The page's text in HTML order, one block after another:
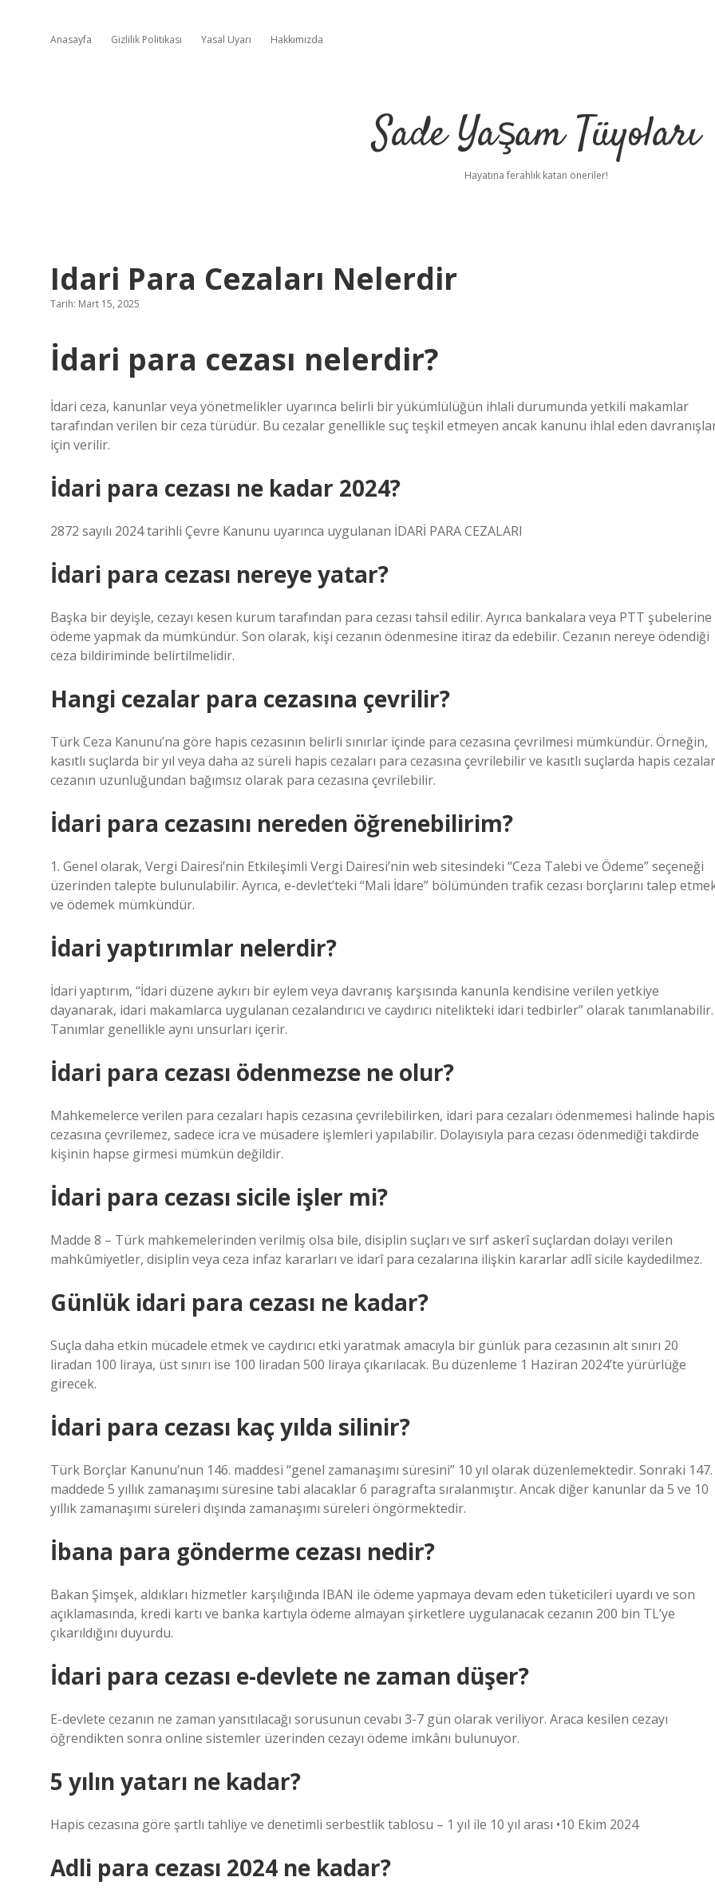
Anasayfa Gizlilik Politikası Yasal Uyarı Hakkımızda
Sade Yaşam Tüyoları
Hayatına ferahlık katan öneriler!
Idari Para Cezaları Nelerdir
Tarih: Mart 15, 2025
İdari para cezası nelerdir?
İdari ceza, kanunlar veya yönetmelikler uyarınca belirli bir yükümlülüğün ihlali durumunda yetkili makamlar
tarafından verilen bir ceza türüdür. Bu cezalar genellikle suç teşkil etmeyen ancak kanunu ihlal eden
için verilir.
İdari para cezası ne kadar 2024?
2872 sayılı 2024 tarihli Çevre Kanunu uyarınca uygulanan İDARİ PARA CEZALARI
İdari para cezası nereye yatar?
Başka bir deyişle, cezayı kesen kurum tarafından para cezası tahsil edilir. Ayrıca bankalara veya PTT şubelerine
ödeme yapmak da mümkündür. Son olarak, kişi cezanın ödenmesine itiraz da edebilir. Cezanın nereye ödendiği
ceza bildiriminde belirtilmelidir.
Hangi cezalar para cezasına çevrilir?
Türk Ceza Kanunu’na göre hapis cezasının belirli sınırlar içinde para cezasına çevrilmesi mümkündür. Örneğin,
kasıtlı suçlarda bir yıl veya daha az süreli hapis cezaları para cezasına çevrilebilir ve kasıtlı suçlarda hapis
cezanın uzunluğundan bağımsız olarak para cezasına çevrilebilir.
İdari para cezasını nereden öğrenebilirim?
1. Genel olarak, Vergi Dairesi’nin Etkileşimli Vergi Dairesi’nin web sitesindeki “Ceza Talebi ve Ödeme” seçeneği
üzerinden talepte bulunulabilir. Ayrıca, e-devlet’teki “Mali İdare” bölümünden trafik cezası borçlarını talep
ve ödemek mümkündür.
İdari yaptırımlar nelerdir?
İdari yaptırım, “İdari düzene aykırı bir eylem veya davranış karşısında kanunla kendisine verilen yetkiye
dayanarak, idari makamlarca uygulanan cezalandırıcı ve caydırıcı nitelikteki idari tedbirler” olarak tanımlanabilir.
Tanımlar genellikle aynı unsurları içerir.
İdari para cezası ödenmezse ne olur?
Mahkemelerce verilen para cezaları hapis cezasına çevrilebilirken, idari para cezaları ödenmemesi halinde hapis
cezasına çevrilemez, sadece icra ve müsadere işlemleri yapılabilir. Dolayısıyla para cezası ödenmediği takdirde
kişinin hapse girmesi mümkün değildir.
İdari para cezası sicile işler mi?
Madde 8 – Türk mahkemelerinden verilmiş olsa bile, disiplin suçları ve sırf askerî suçlardan dolayı verilen
mahkûmiyetler, disiplin veya ceza infaz kararları ve idarî para cezalarına ilişkin kararlar adlî sicile kaydedilmez.
Günlük idari para cezası ne kadar?
Suçla daha etkin mücadele etmek ve caydırıcı etki yaratmak amacıyla bir günlük para cezasının alt sınırı 20
liradan 100 liraya, üst sınırı ise 100 liradan 500 liraya çıkarılacak. Bu düzenleme 1 Haziran 2024’te yürürlüğe
girecek.
İdari para cezası kaç yılda silinir?
Türk Borçlar Kanunu’nun 146. maddesi “genel zamanaşımı süresini” 10 yıl olarak düzenlemektedir. Sonraki 147.
maddede 5 yıllık zamanaşımı süresine tabi alacaklar 6 paragrafta sıralanmıştır. Ancak diğer kanunlar da 5 ve 10
yıllık zamanaşımı süreleri dışında zamanaşımı süreleri öngörmektedir.
İbana para gönderme cezası nedir?
Bakan Şimşek, aldıkları hizmetler karşılığında IBAN ile ödeme yapmaya devam eden tüketicileri uyardı ve son
açıklamasında, kredi kartı ve banka kartıyla ödeme almayan şirketlere uygulanacak cezanın 200 bin TL’ye
çıkarıldığını duyurdu.
İdari para cezası e-devlete ne zaman düşer?
E-devlete cezanın ne zaman yansıtılacağı sorusunun cevabı 3-7 gün olarak veriliyor. Araca kesilen cezayı
öğrendikten sonra online sistemler üzerinden cezayı ödeme imkânı bulunuyor.
5 yılın yatarı ne kadar?
Hapis cezasına göre şartlı tahliye ve denetimli serbestlik tablosu – 1 yıl ile 10 yıl arası •10 Ekim 2024
Adli para cezası 2024 ne kadar?